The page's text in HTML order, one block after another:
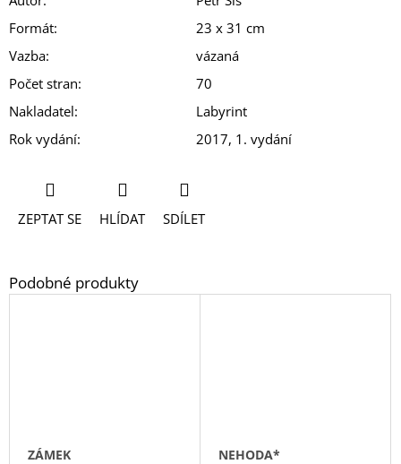
Formát:
23 x 31 cm
Vazba:
vázaná
Počet stran:
70
Nakladatel:
Labyrint
Rok vydání: 2017, 1. vydání
ZEPTAT SE HLÍDAT SDÍLET
ZÁMEK NEHODA*